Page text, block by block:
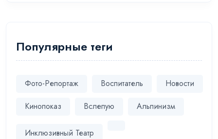
Популярные теги
Фото-Репортаж Воспитатель Новости
Кинопоказ Вслепую Альпинизм
Инклюзивный Театр